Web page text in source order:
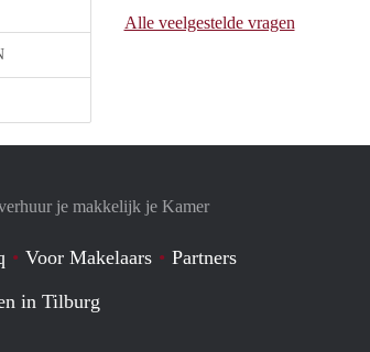
Alle veelgestelde vragen
je makkelijk je Kamer
Voor Makelaars
Partners
in Tilburg